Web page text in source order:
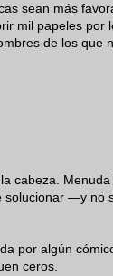
sean más
mil papeles por
de los que
cabeza.
solucionar —y no
por algún
ceros.